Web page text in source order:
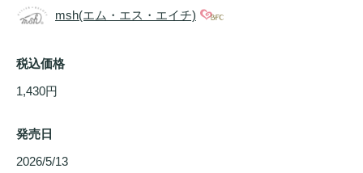
msh(エム・エス・エイチ)
税込価格
1,430円
発売日
2026/5/13